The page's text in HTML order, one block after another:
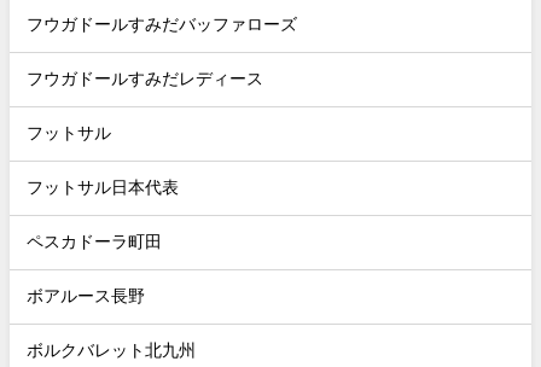
フウガドールすみだバッファローズ
フウガドールすみだレディース
フットサル
フットサル日本代表
ペスカドーラ町田
ボアルース長野
ボルクバレット北九州